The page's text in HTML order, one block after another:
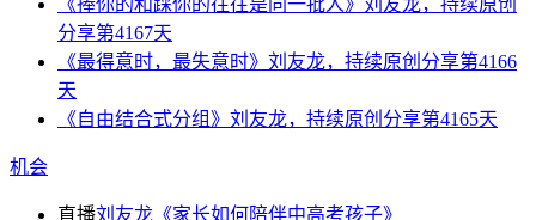
《捧你的和踩你的往往是同一批人》刘友龙，持续原创
分享第4167天
《最得意时，最失意时》刘友龙，持续原创分享第4166
天
《自由结合式分组》刘友龙，持续原创分享第4165天
机会
直播刘友龙《家长如何陪伴中高考孩子》